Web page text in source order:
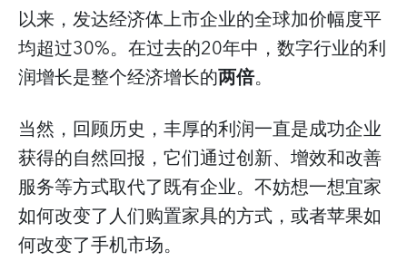
以来，发达经济体上市企业的全球加价幅度平
均超过30%。在过去的20年中，数字行业的利
润增长是整个经济增长的两倍。
当然，回顾历史，丰厚的利润一直是成功企业
获得的自然回报，它们通过创新、增效和改善
服务等方式取代了既有企业。不妨想一想宜家
如何改变了人们购置家具的方式，或者苹果如
何改变了手机市场。